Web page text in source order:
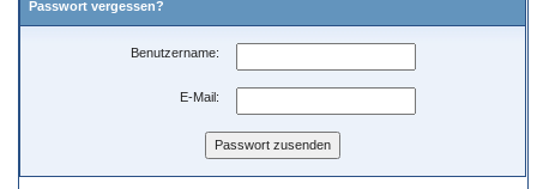
Passwort vergessen?
Benutzername:
E-Mail: